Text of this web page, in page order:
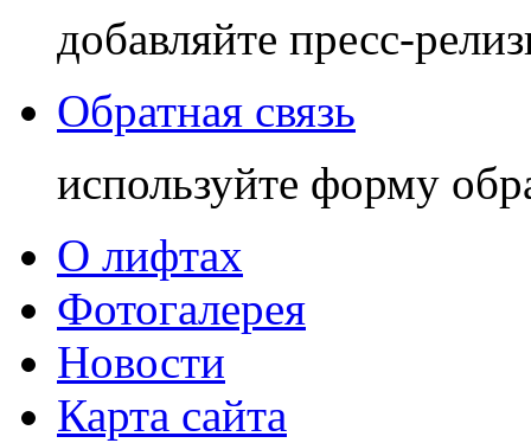
добавляйте пресс-
Обратная связь
используйте форму
О лифтах
Фотогалерея
Новости
Карта сайта